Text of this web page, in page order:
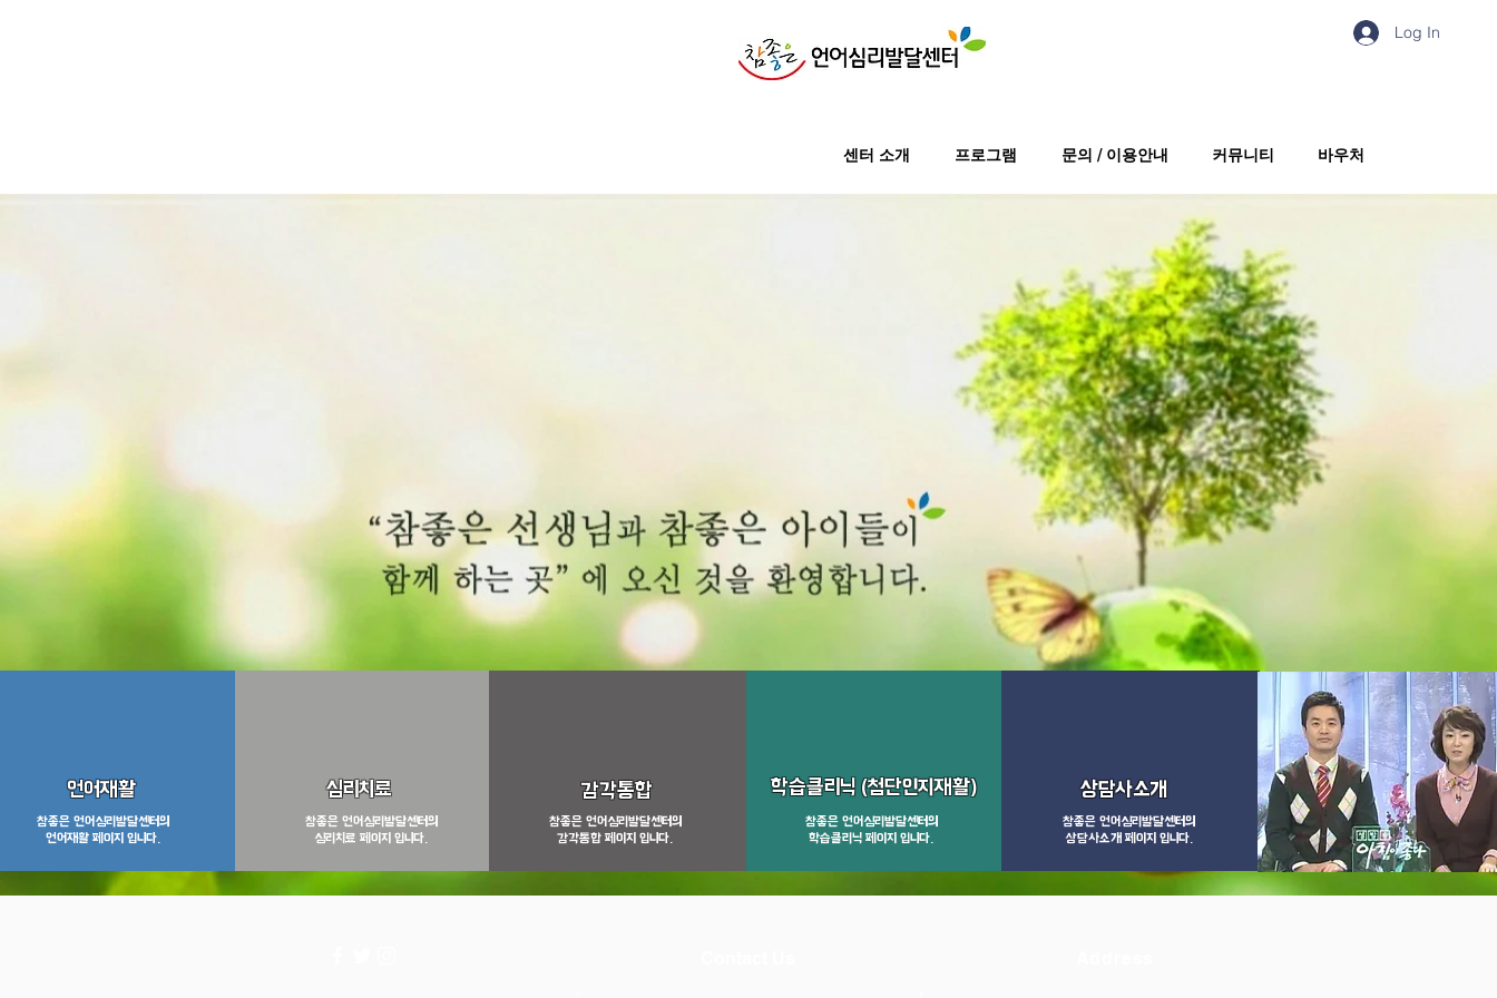
Log In
센터 소개 프로그램 문의 / 이용안내 커뮤니티 바우처
언어재활
​참좋은 언어심리발달센터의
언어재활 페이지 입니다.
심리치료
​참좋은 언어심리발달센터의
심리치료 페이지 입니다.
감각통합
​참좋은 언어심리발달센터의
감각통합 페이지 입니다.
학습클리닉 ​(첨단인지재활) 상담사소개
​참좋은 언어심리발달센터의
상담사소개 페이지 입니다.
방송출연 ​동영상
​참좋은 언어심리발달센터의
학습클리닉 페이지 입니다.